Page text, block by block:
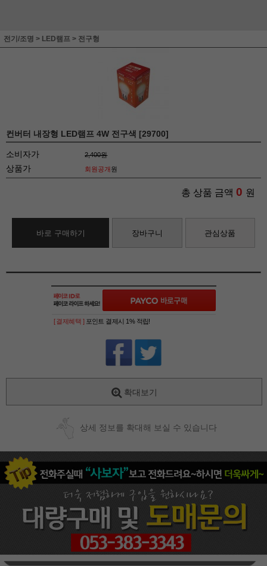
전기/조명 > LED램프 > 전구형
컨버터 내장형 LED램프 4W 전구색 [29700]
소비자가 2,400원
상품가 회원공개원
총 상품 금액 0 원
바로 구매하기 장바구니 관심상품
[ 결제혜택 ] 포인트 결제시 1% 적립!
확대보기
상세 정보를 확대해 보실 수 있습니다